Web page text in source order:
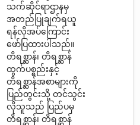
သက်ဆိုင်ရာဌာနမှ
အတည်ပြုချက်ရယူ
ရန်လိုအပ်ကြောင်း
ဖော်ပြထားပါသည်။
တိရစ္ဆာန်၊ တိရစ္ဆာန်
ထွက်ပစ္စည်းနှင့်
တိရစ္ဆာန်အစာများကို
ပြည်တွင်းသို့ တင်သွင်း
လိုသူသည် ပြည်ပမှ
တိရစ္ဆာန်၊ တိရစ္ဆာန်